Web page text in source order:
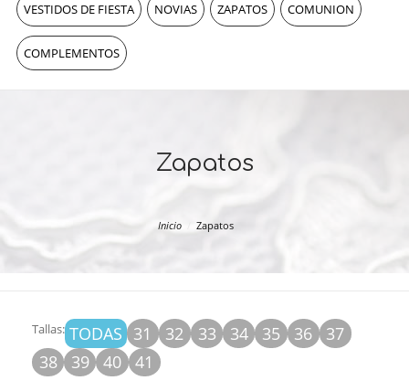
VESTIDOS DE FIESTA NOVIAS ZAPATOS COMUNION
COMPLEMENTOS
Zapatos
Inicio Zapatos
Tallas: TODAS 31 32 33 34 35 36
37
38
39 40 41